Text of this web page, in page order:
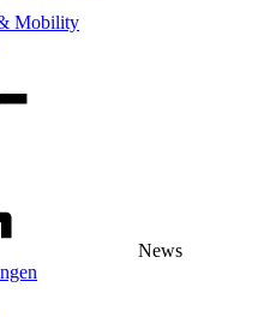
Mobility
News